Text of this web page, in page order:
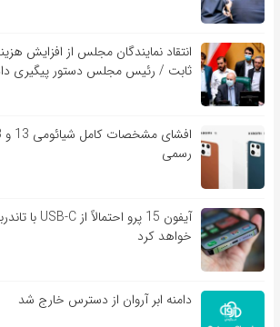
انتقاد نمایندگان مجلس از افزایش
ثابت / رئیس مجلس دستور پیگیری
رسمی
خواهد کرد
دامنه ابر آروان از دسترس خارج شد